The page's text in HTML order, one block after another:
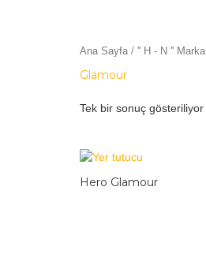
Ana Sayfa /'' H - N '' Marka
Glamour
Tek bir sonuç gösteriliyor
Hero Glamour